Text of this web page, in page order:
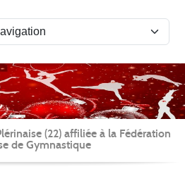
(22) affiliée à la Fédération
de Gymnastique